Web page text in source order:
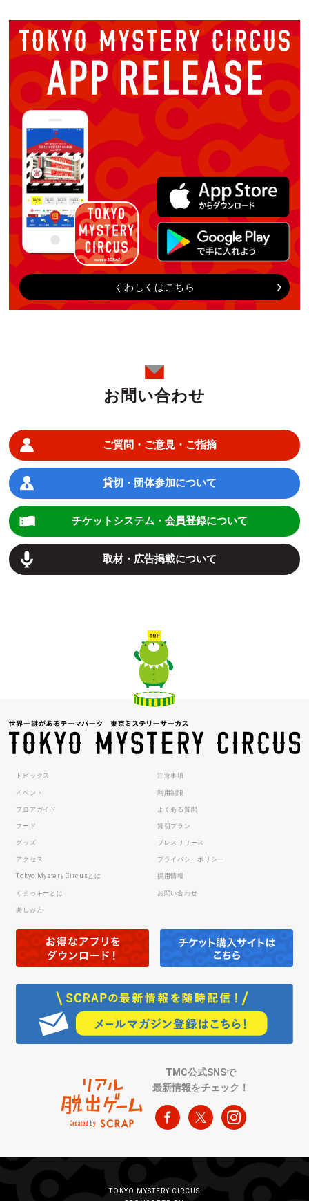
くわしくはこちら
お問い合わせ
ご質問・ご意見・ご指摘
貸切・団体参加について
チケットシステム・会員登録について
取材・広告掲載について
トピックス
イベント
フロアガイド
フード
グッズ
アクセス
Tokyo Mystery Circusとは
くまっキーとは
楽しみ方
注意事項
利用制限
よくある質問
貸切プラン
プレスリリース
プライバシーポリシー
採用情報
お問い合わせ
TMC公式SNSで
最新情報をチェック！
TOKYO MYSTERY CIRCUS